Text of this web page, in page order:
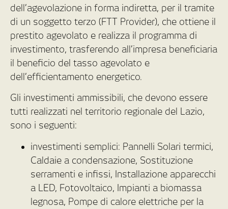
dell’agevolazione in forma indiretta, per il tramite
di un soggetto terzo (FTT Provider), che ottiene il
prestito agevolato e realizza il programma di
investimento, trasferendo all’impresa beneficiaria
il beneficio del tasso agevolato e
dell’efficientamento energetico.
Gli investimenti ammissibili, che devono essere
tutti realizzati nel territorio regionale del Lazio,
sono i seguenti:
investimenti semplici: Pannelli Solari termici,
Caldaie a condensazione, Sostituzione
serramenti e infissi, Installazione apparecchi
a LED, Fotovoltaico, Impianti a biomassa
legnosa, Pompe di calore elettriche per la